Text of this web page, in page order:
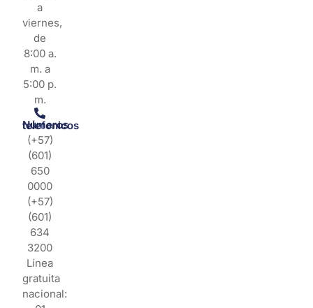
a
viernes,
de
8:00 a.
m. a
5:00 p.
m.
Números telefonicos
(+57)
(601)
650
0000
(+57)
(601)
634
3200
Línea
gratuita
nacional: